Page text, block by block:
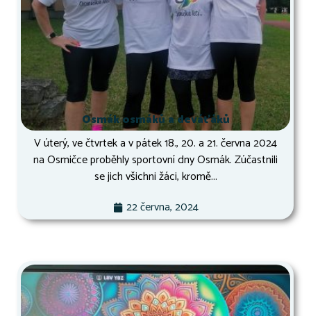
Osmák osmáků a deváťáků
V úterý, ve čtvrtek a v pátek 18., 20. a 21. června 2024
na Osmičce proběhly sportovní dny Osmák. Zúčastnili
se jich všichni žáci, kromě...
22 června, 2024